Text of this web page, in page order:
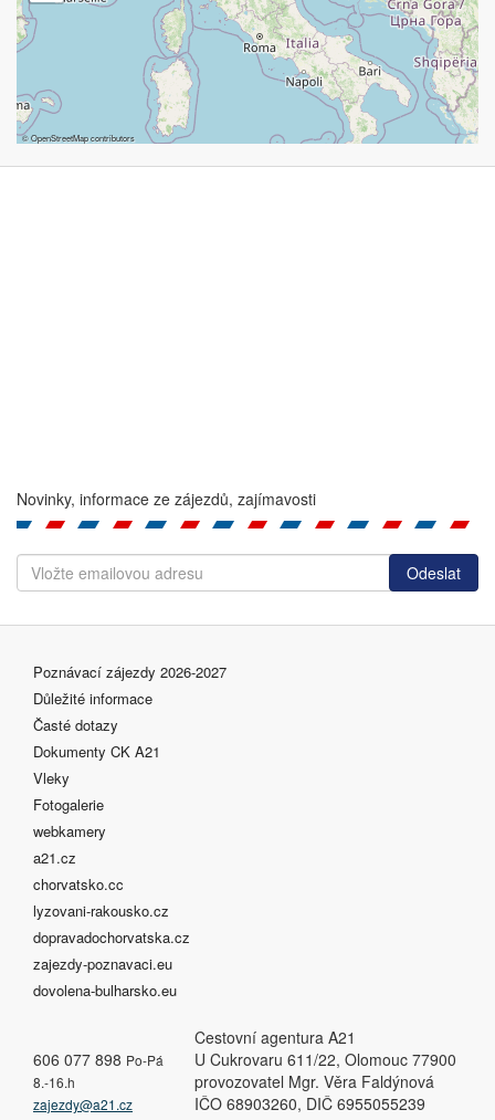
©OpenStreetMapcontributors
Novinky, informace ze zájezdů, zajímavosti
Poznávací zájezdy 2026-2027
Důležité informace
Časté dotazy
Dokumenty CK A21
Vleky
Fotogalerie
webkamery
a21.cz
chorvatsko.cc
lyzovani-rakousko.cz
dopravadochorvatska.cz
zajezdy-poznavaci.eu
dovolena-bulharsko.eu
606 077 898 Po-Pá
8.-16.h
zajezdy@a21.cz
Cestovní agentura A21
U Cukrovaru 611/22, Olomouc 77900
provozovatel Mgr. Věra Faldýnová
IČO 68903260, DIČ 6955055239